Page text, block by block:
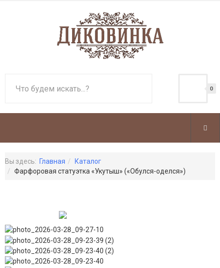
0
Вы здесь: Главная
Каталог
Фарфоровая статуэтка «Укутыш» («Обулся-оделся»)